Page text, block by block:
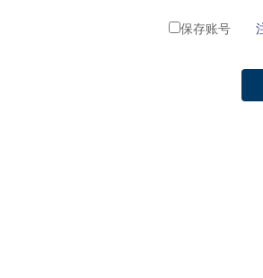
保存账号